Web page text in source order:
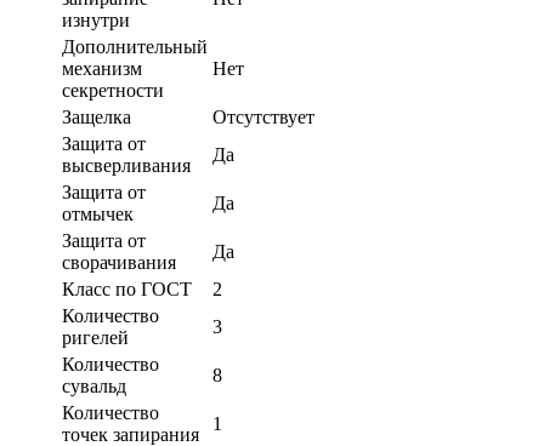
изнутри
Дополнительный
механизм
секретности
Нет
Защелка
Отсутствует
Защита от
высверливания
Да
Защита от
отмычек
Да
Защита от
сворачивания
Да
Класс по ГОСТ
2
Количество
ригелей
3
Количество
сувальд
8
Количество
точек запирания
1